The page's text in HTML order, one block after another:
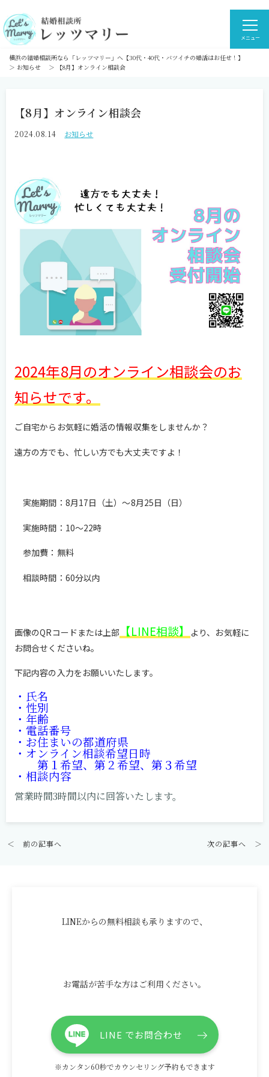
メニュー
横浜の結婚相談所なら「レッツマリー」へ【30代・40代・バツイチの婚活はお任せ！】
＞ お知らせ ＞ 【8月】オンライン相談会
【8月】オンライン相談会
2024.08.14 お知らせ
2024年8月のオンライン相談会のお
知らせです。
ご自宅からお気軽に婚活の情報収集をしませんか？
遠方の方でも、忙しい方でも大丈夫ですよ！
実施期間：8月17日（土）～8月25日（日）
実施時間：10～22時
参加費：無料
相談時間：60分以内
画像のQRコードまたは上部 【LINE相談】
より、お気軽に
お問合せくださいね。
下記内容の入力をお願いいたします。
・氏名
・性別
・年齢
・電話番号
・お住まいの都道府県
・オンライン相談希望日時
第１希望、 第２希望、 第３希望
・相談内容
営業時間3時間以内に回答いたします。
＜ 前の記事へ 次の記事へ ＞
LINEからの無料相談も承りますので、
お電話が苦手な方はご利用ください。
LINE でお問合わせ
※カンタン60秒でカウンセリング予約もできます